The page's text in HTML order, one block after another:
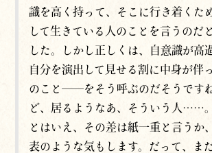
識を高く持って、そこに行き着くた
して生きている人のことを言うのだ
した。しかし正しくは、自意識が高
自分を演出して見せる割に中身が伴
のこと──をそう呼ぶのだそうです
ど、居るようなあ、そういう人……。
とはいえ、その差は紙一重と言うか
表のような気もします。だって、ま